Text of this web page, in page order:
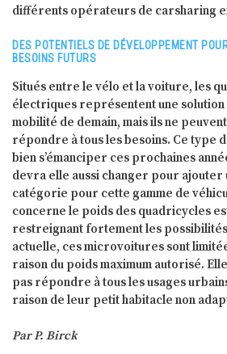
différents opérateurs de carsharing
DES POTENTIELS DE DÉVELOPPEMENT
BESOINS FUTURS
Situés entre le vélo et la voiture, les
électriques représentent une
mobilité de demain, mais ils ne
répondre à tous les besoins. Ce type
bien s’émanciper ces prochaines
devra elle aussi changer pour ajouter
catégorie pour cette gamme de
concerne le poids des quadricycles
restreignant fortement les
actuelle, ces microvoitures sont
raison du poids maximum autorisé.
pas répondre à tous les usages
raison de leur petit habitacle non
Par P. Birck